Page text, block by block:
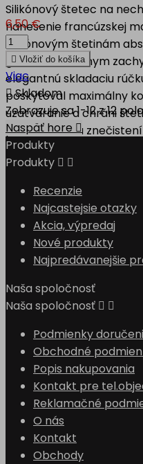
Silikónový štetec na
nanesenie francúzskej
silikónovým štetinám
gélu s maximálnym
elegantnú skladaciu
poskytoval maximálny
uzatváranie a chráni
poškodením a
6,50 €
 Vložiť do košíka
Viac
Skladom
Zobrazuje sa 1-12 z 12
Naspäť hore 
Produkty
Produkty  
Recenzie
Najcastejsie otazky
Akcia, výpredaj
Nové produkty
Najpredávanejšie
Naša spoločnosť
Naša spoločnosť  
Podmienky
Obchodné
Popis nakupovania
Kontakt pre
Reklamačné
O nás
Kontakt
Obchody